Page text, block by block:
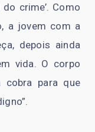
crime’. Como
a jovem com a
depois ainda
vida. O corpo
cobra para que